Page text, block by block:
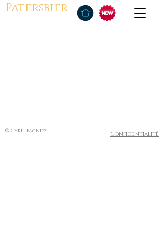
Patersbier
© Cyril Pagniez Confidentialité